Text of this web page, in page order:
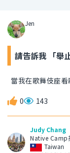
Jen
請告訴我 「舉
當我在歌舞伎座
0 143
Judy Chang
Native Camp
Taiwan